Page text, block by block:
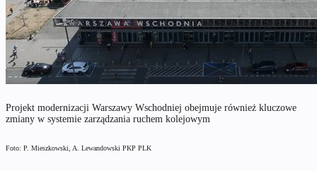
Projekt modernizacji Warszawy Wschodniej obejmuje również kluczowe
zmiany w systemie zarządzania ruchem kolejowym
Foto: P. Mieszkowski, A. Lewandowski PKP PLK